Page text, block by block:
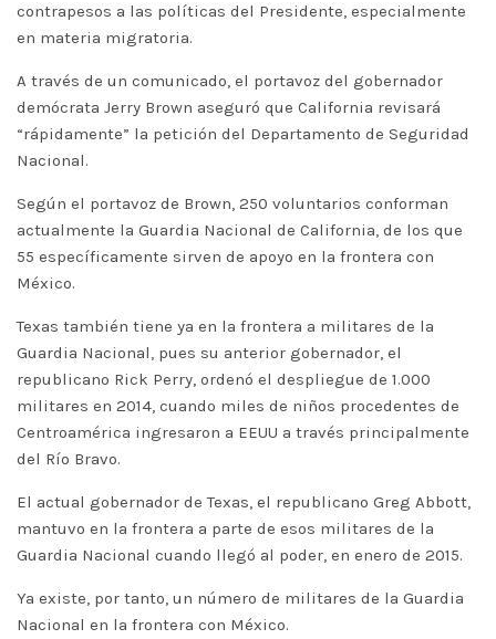
contrapesos a las políticas del Presidente, especialmente
en materia migratoria.
A través de un comunicado, el portavoz del gobernador
demócrata Jerry Brown aseguró que California revisará
“rápidamente” la petición del Departamento de Seguridad
Nacional.
Según el portavoz de Brown, 250 voluntarios conforman
actualmente la Guardia Nacional de California, de los que
55 específicamente sirven de apoyo en la frontera con
México.
Texas también tiene ya en la frontera a militares de la
Guardia Nacional, pues su anterior gobernador, el
republicano Rick Perry, ordenó el despliegue de 1.000
militares en 2014, cuando miles de niños procedentes de
Centroamérica ingresaron a EEUU a través principalmente
del Río Bravo.
El actual gobernador de Texas, el republicano Greg Abbott,
mantuvo en la frontera a parte de esos militares de la
Guardia Nacional cuando llegó al poder, en enero de 2015.
Ya existe, por tanto, un número de militares de la Guardia
Nacional en la frontera con México.